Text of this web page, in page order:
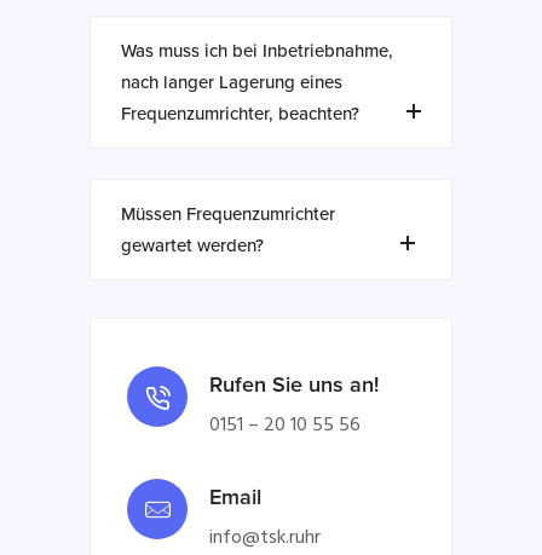
Was muss ich bei Inbetriebnahme,
nach langer Lagerung eines
Frequenzumrichter, beachten?
Müssen Frequenzumrichter
gewartet werden?
Rufen Sie uns an!
0151 – 20 10 55 56
Email
info@tsk.ruhr